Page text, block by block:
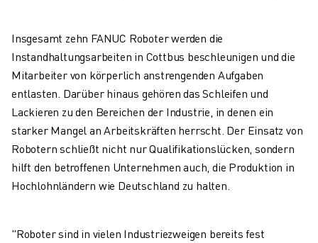
ROBOSHOT VORBEUGENDE WARTUNG
ROBOSHOT TOTAL COST OF OWNERSHIP
DRAHTERODIERMASCHINEN
ROBOCUT DRAHTERODIERMASCHINEN
ROBOCUT SOFTWARE
PRODUKTREGISTRIERUNG » FANUC PORTAL
Insgesamt zehn FANUC Roboter werden die
Instandhaltungsarbeiten in Cottbus beschleunigen und die
Mitarbeiter von körperlich anstrengenden Aufgaben
entlasten. Darüber hinaus gehören das Schleifen und
Lackieren zu den Bereichen der Industrie, in denen ein
starker Mangel an Arbeitskräften herrscht. Der Einsatz von
Robotern schließt nicht nur Qualifikationslücken, sondern
hilft den betroffenen Unternehmen auch, die Produktion in
Hochlohnländern wie Deutschland zu halten.
"Roboter sind in vielen Industriezweigen bereits fest